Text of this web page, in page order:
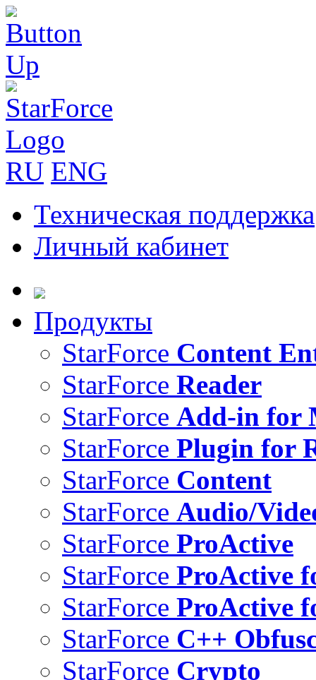
RU ENG
Техническая поддержка
Личный кабинет
Продукты
StarForce Content
StarForce Reader
StarForce Add-in for
StarForce Plugin for
StarForce Content
StarForce Audio/
StarForce ProActive
StarForce ProActive
StarForce ProActive
StarForce C++
StarForce Crypto